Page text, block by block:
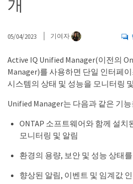
개
05/04/2023 기여자
Active IQ Unified Manager(이전의
Manager)를 사용하면 단일 인터페
시스템의 상태 및 성능을 모니터링
Unified Manager는 다음과 같은 기
ONTAP 소프트웨어와 함께 설치
모니터링 및 알림
환경의 용량, 보안 및 성능 상태
향상된 알림, 이벤트 및 임계값